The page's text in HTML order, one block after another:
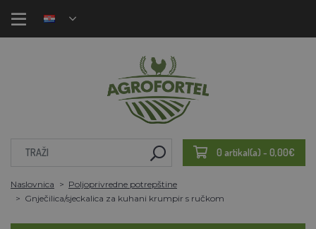
0 artikal(a) - 0,00€
Naslovnica
Poljoprivredne potrepštine
Gnječilica/sjeckalica za kuhani krumpir s ručkom